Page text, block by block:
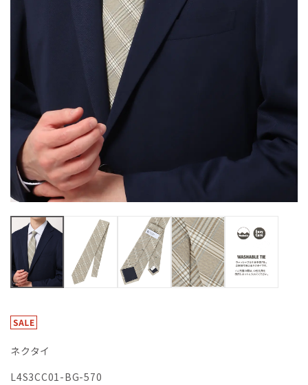
ネクタイ
L4S3CC01-BG-570